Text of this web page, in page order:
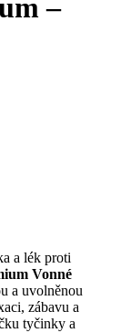
–
a lék proti
Vonné
a uvolněnou
zábavu a
tyčinky a